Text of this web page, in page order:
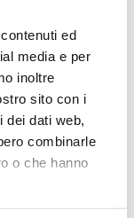
ed
media e per
inoltre
sito con i
dati web,
combinarle
o che hanno
è obbligatoria
e per gli